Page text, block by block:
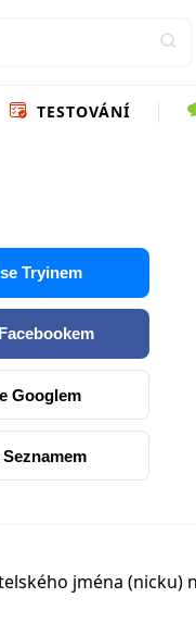
TESTOVÁNÍ
Tryinem
Googlem
jména (nicku)